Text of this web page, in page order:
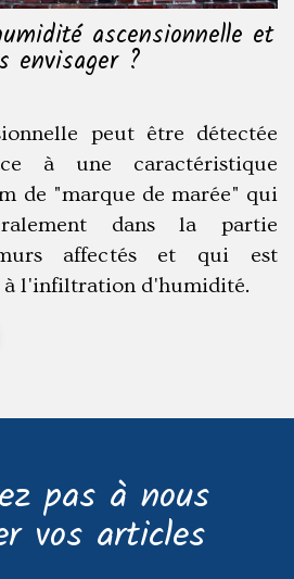
ascensionnelle et
envisager ?
peut être détectée
à une caractéristique
de "marque de marée" qui
dans la partie
affectés et qui est
à l'infiltration d'humidité.
pas à nous
vos articles